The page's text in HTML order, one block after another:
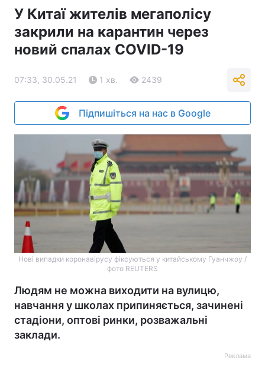
У Китаї жителів мегаполісу
закрили на карантин через
новий спалах COVID-19
07:33, 30.05.21 1 хв. 2439
Підпишіться на нас в Google
Нові випадки коронавірусу фіксуються у китайському Гуанчжоу /
фото REUTERS
Людям не можна виходити на вулицю,
навчання у школах припиняється, зачинені
стадіони, оптові ринки, розважальні
заклади.
Реклама